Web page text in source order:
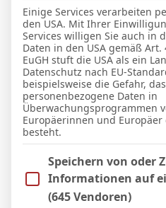
Estadio Coliseum
Micha Sassie
Website
WEITERE ARTIKEL
Einige Services verarbeiten
den USA. Mit Ihrer
Services willigen Sie auch in
Daten in den USA gemäß Art.
EuGH stuft die USA als ein
Datenschutz nach EU-
beispielsweise die Gefahr,
personenbezogene Daten in
Überwachungsprogrammen
Europäerinnen und
besteht.
Im Folgenden finden Sie
Speichern von oder
Informationen auf
(645 Vendoren)